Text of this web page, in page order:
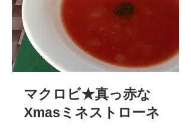
マクロビ★真っ赤な
Xmasミネストローネ